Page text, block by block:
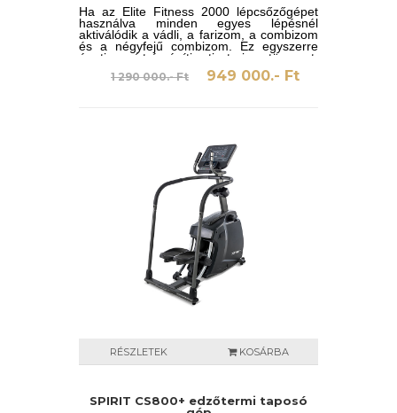
Ha az Elite Fitness 2000 lépcsőzőgépet
használva minden egyes lépésnél
aktiválódik a vádli, a farizom, a combizom
és a négyfejű combizom. Ez egyszerre
égeti a zsírt és építi a tiszta izomtömeget.
Ha egyenesen nézel, és nem hajlítod
előre a felsőtestedet, a törzsizmaid is
1 290 000.- Ft 949 000.- Ft
RÉSZLETEK KOSÁRBA
SPIRIT CS800+ edzőtermi taposó